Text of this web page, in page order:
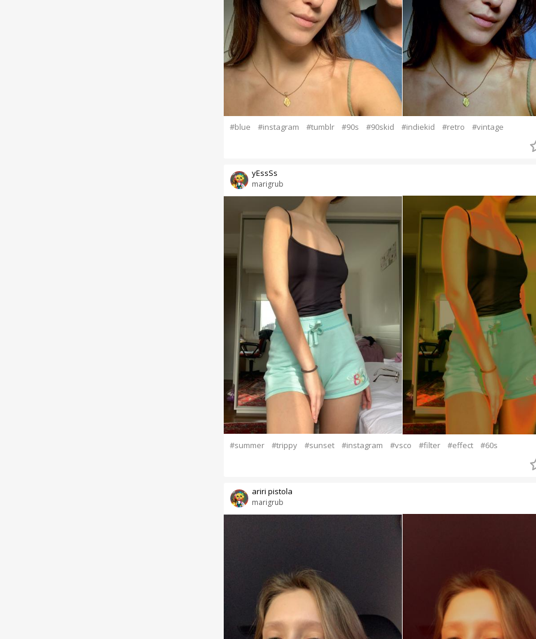
#blue #instagram #tumblr #90s #90skid #indiekid #retro #vintage
marigrub
yEssSs
#summer #trippy #sunset #instagram #vsco #filter #effect #60s
marigrub
ariri pistola